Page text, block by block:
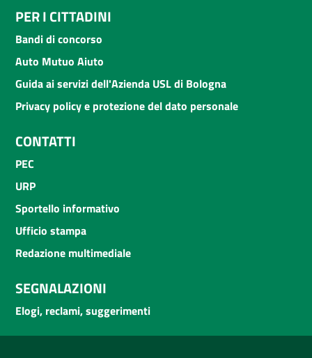
PER I CITTADINI
Bandi di concorso
Auto Mutuo Aiuto
Guida ai servizi dell'Azienda USL di Bologna
Privacy policy e protezione del dato personale
CONTATTI
PEC
URP
Sportello informativo
Ufficio stampa
Redazione multimediale
SEGNALAZIONI
Elogi, reclami, suggerimenti